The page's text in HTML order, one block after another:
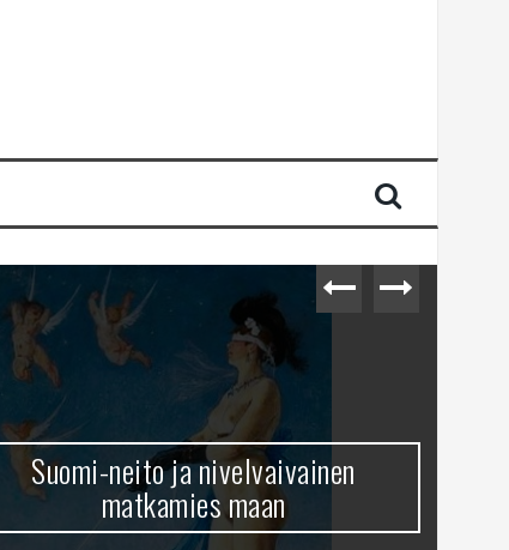
Suomi-neito ja nivelvaivainen
matkamies maan